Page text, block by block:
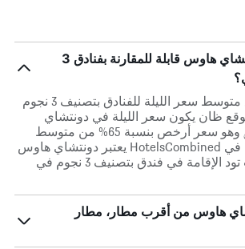
هل الأسعار في دونتشاي هاوس قابلة للمقارنة بفنادق 3
في شيانج ماي، يبلغ متوسط ​​سعر الليلة للفنادق بتصنيف 3 نجوم
ظان يكون سعر الليلة في دونتشاي
هاوس حوالي 63 ﷼ وهو سعر أرخص بنسبة 65% من متوسط
الأسعار في المدينة. في HotelsCombined يعتبر دونتشاي هاوس
صفقة جيدة إذا كنت تود الإقامة في فندق بتصنيف 3 نجوم في
هاوس من أقرب مطار، مطار